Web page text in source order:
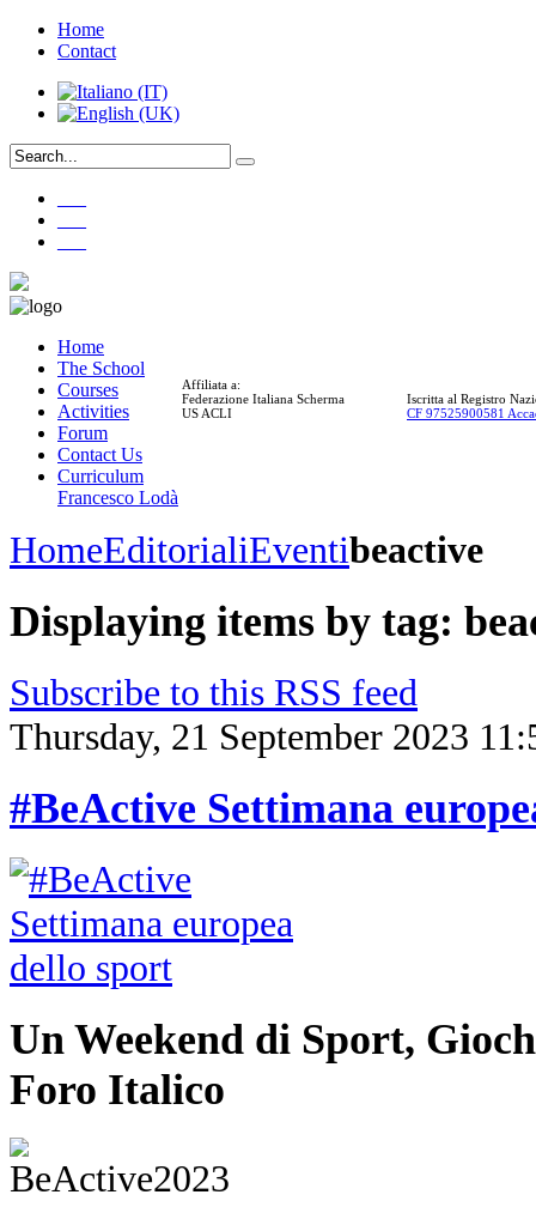
Home
Contact
Affiliata a:
Federazione Italiana Scherma
US ACLI
Iscritta al Registro
CF 97525900581
Home
The School
Courses
Activities
Forum
Contact Us
Curriculum
Francesco Lodà
HomeEditorialiEventibeactive
Displaying items by tag:
Subscribe to this RSS feed
Thursday, 21 September 2023
#BeActive Settimana
Un Weekend di Sport,
Foro Italico